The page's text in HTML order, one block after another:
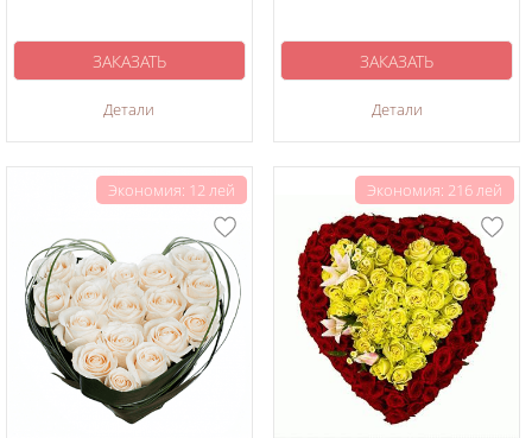
Детали
ЗАКАЗАТЬ
Детали
ЗАКАЗАТЬ
Экономия: 12 лей Экономия: 216 лей